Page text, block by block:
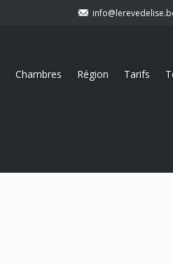
Chambres Région Tarifs